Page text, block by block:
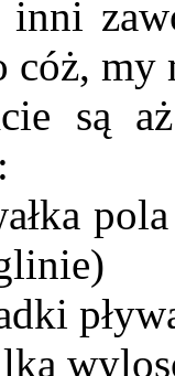
inni
cóż, my
są